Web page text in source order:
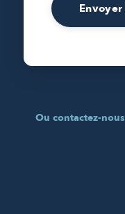
Ou contactez-